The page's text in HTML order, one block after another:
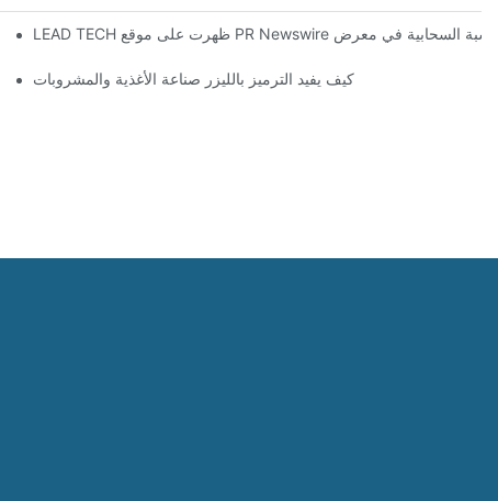
كيف يفيد الترميز بالليزر صناعة الأغذية والمشروبات